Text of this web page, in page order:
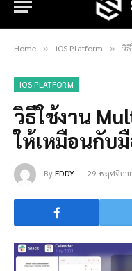
Home » iOS Platform » วิ
IOS PLATFORM
วิธีใช้งาน
ให้เหมือนกับ
ByEDDY 29 พฤศจิกา